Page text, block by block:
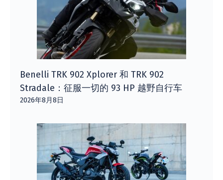
Benelli TRK 902 Xplorer 和 TRK 902
Stradale：征服一切的 93 HP 越野自行车
2026年8月8日